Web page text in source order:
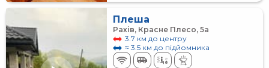
Плеша
Рахів, Красне Плесо, 5а
3.7 км до центру
≈ 3.5 км до підйомника